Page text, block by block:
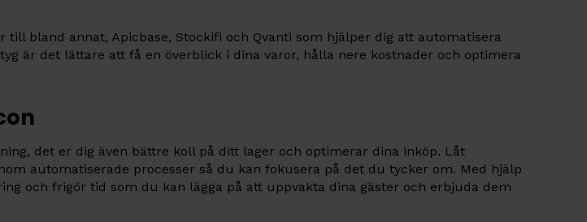
bland annat, Apicbase, Stockifi och Qvanti som hjälper dig att automatisera
är det lättare att få en överblick i dina varor, hålla nere kostnader och optimera
det er dig även bättre koll på ditt lager och optimerar dina inköp. Låt
automatiserade processer så du kan fokusera på det du tycker om. Med hjälp
och frigör tid som du kan lägga på att uppvakta dina gäster och erbjuda dem